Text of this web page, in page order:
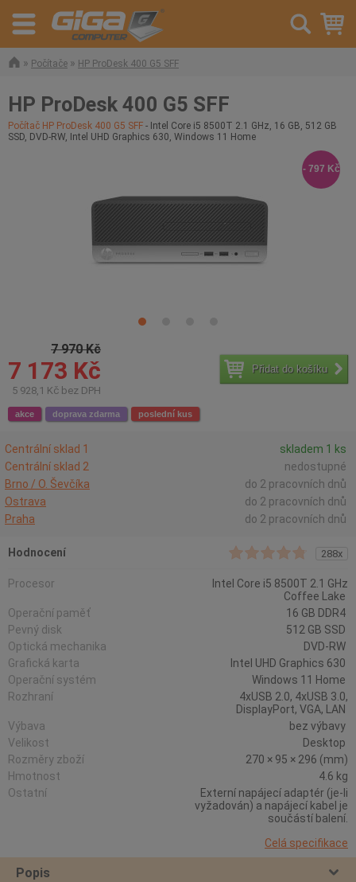
» Počítače » HP ProDesk 400 G5 SFF
HP ProDesk 400 G5 SFF
Počítač HP ProDesk 400 G5 SFF - Intel Core i5 8500T 2.1 GHz, 16 GB, 512 GB
SSD, DVD-RW, Intel UHD Graphics 630, Windows 11 Home
7 970 Kč
7 173 Kč
5 928,1 Kč bez DPH
Přidat do košíku
akce doprava zdarma poslední kus
- 797 Kč
Centrální sklad 1
skladem 1 ks
Centrální sklad 2
nedostupné
Brno / O. Ševčíka
do 2 pracovních dnů
Ostrava
do 2 pracovních dnů
Praha
do 2 pracovních dnů
Hodnocení 288x
Procesor
Intel Core i5 8500T 2.1 GHz
Coffee Lake
Operační paměť
16 GB DDR4
Pevný disk
512 GB SSD
Optická mechanika
DVD-RW
Grafická karta
Intel UHD Graphics 630
Operační systém
Windows 11 Home
Rozhraní
4xUSB 2.0, 4xUSB 3.0,
DisplayPort, VGA, LAN
Výbava
bez výbavy
Velikost
Desktop
Rozměry zboží
270 × 95 × 296 (mm)
Hmotnost
4.6 kg
Ostatní
Externí napájecí adaptér (je-li
vyžadován) a napájecí kabel je
součástí balení.
Celá specifikace
Popis